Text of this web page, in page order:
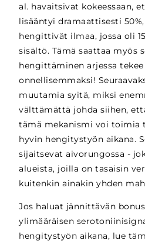
al. havaitsivat kokeessaan,
lisääntyi dramaattisesti
hengittivät ilmaa, jossa oli
sisältö. Tämä saattaa myös
hengittäminen arjessa
onnellisemmaksi!
muutamia syitä, miksi
välttämättä johda siihen,
tämä mekanismi voi toimia
hyvin hengitystyön aikana.
sijaitsevat aivorungossa -
alueista, joilla on tasaisin
kuitenkin ainakin yhden
Jos haluat jännittävän
ylimääräisen
hengitystyön aikana, lue